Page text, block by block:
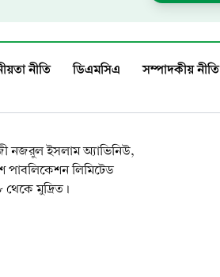
নীতি ডিএমসিএ সম্পাদকীয় নীতি
নজরুল ইসলাম অ্যাভিনিউ,
পাবলিকেশন লিমিটেড
মুদ্রিত।